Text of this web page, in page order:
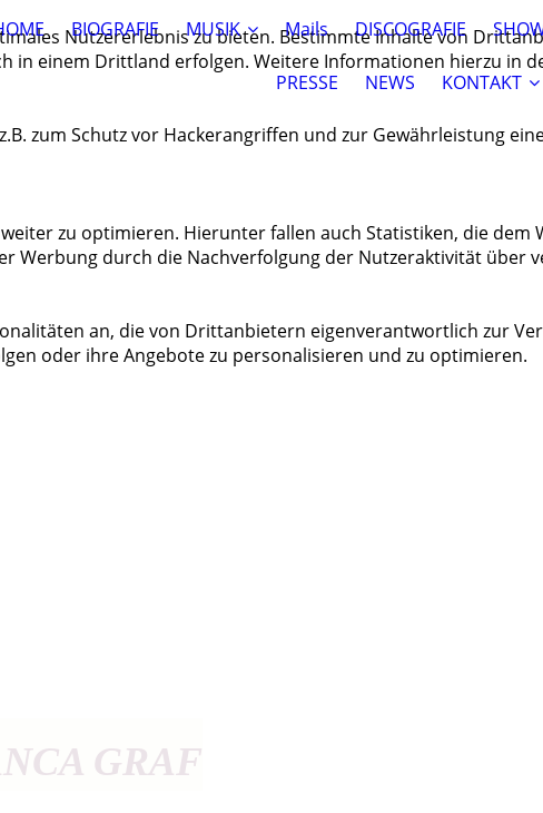
BIOGRAFIE MUSIK Mails DISCOGRAFIE
PRESSE NEWS KONTAKT
GRAF
Nutzererlebnis zu bieten. Bestimmte Inhalte von
in einem Drittland erfolgen. Weitere Informationen hierzu in
zum Schutz vor Hackerangriffen und zur Gewährleistung
zu optimieren. Hierunter fallen auch Statistiken, die
Werbung durch die Nachverfolgung der Nutzeraktivität über
an, die von Drittanbietern eigenverantwortlich zur
oder ihre Angebote zu personalisieren und zu optimieren.